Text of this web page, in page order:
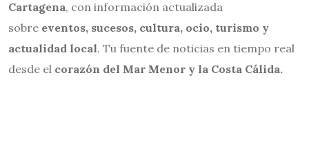
Cartagena, con información actualizada
sobre eventos, sucesos, cultura, ocio, turismo y
actualidad local. Tu fuente de noticias en tiempo real
desde el corazón del Mar Menor y la Costa Cálida.